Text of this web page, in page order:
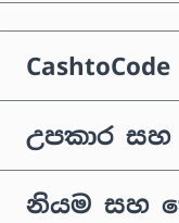
උපකාර සහ
නියම සහ